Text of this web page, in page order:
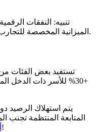
الميزانية المخصصة للتجارب المادية، التي تعتبر أولوية للإبداع الفني.
+30% للأسر ذات الدخل
يتم استهلاك الرصيد
المتابعة المنتظمة تجنب
على مدى عدة سنوات!